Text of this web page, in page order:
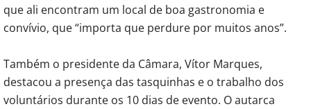
que ali encontram um local de boa gastronomia e
convívio, que “importa que perdure por muitos anos”.
Também o presidente da Câmara, Vítor Marques,
destacou a presença das tasquinhas e o trabalho dos
voluntários durante os 10 dias de evento. O autarca